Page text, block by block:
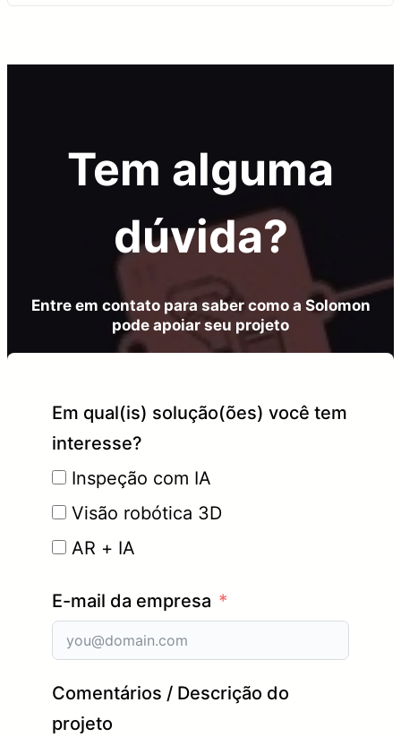
Tem alguma
dúvida?
Entre em contato para saber como a Solomon
pode apoiar seu projeto
Em qual(is) solução(ões) você tem
interesse?
Inspeção com IA
Visão robótica 3D
AR + IA
E-mail da empresa
Comentários / Descrição do
projeto